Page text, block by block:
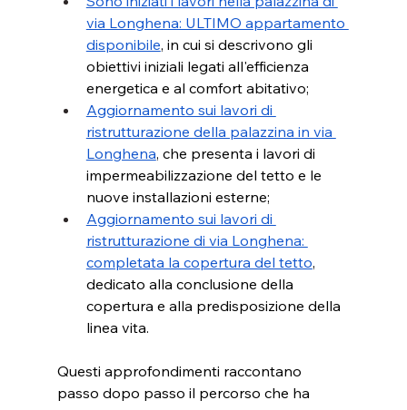
via Longhena: ULTIMO appartamento
disponibile, in cui si descrivono gli
obiettivi iniziali legati all'efficienza
energetica e al comfort abitativo;
Aggiornamento sui lavori di
ristrutturazione della palazzina in via
Longhena, che presenta i lavori di
impermeabilizzazione del tetto e le
nuove installazioni esterne;
Aggiornamento sui lavori di
ristrutturazione di via Longhena:
completata la copertura del tetto,
dedicato alla conclusione della
copertura e alla predisposizione della
linea vita.
Questi approfondimenti raccontano
passo dopo passo il percorso che ha